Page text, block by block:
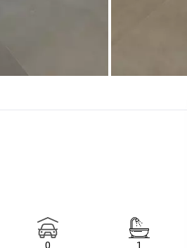
0
1